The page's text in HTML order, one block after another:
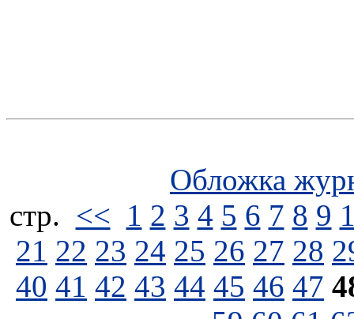
Обложка
стp. << 1 2 3 4 5 6 7 8 9
21 22 23 24 25 26 27 28
40 41 42 43 44 45 46 47